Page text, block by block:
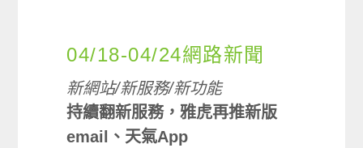
04/18-04/24網路新聞
新網站/新服務/新功能
持續翻新服務，雅虎再推新版
email、天氣App